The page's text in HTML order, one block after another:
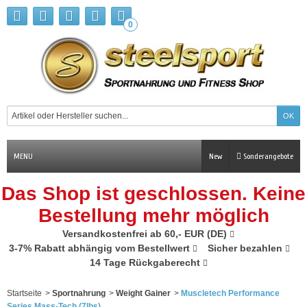
0
MENU Sonderangebote
New
Das Shop ist geschlossen. Keine
Bestellung mehr möglich
Versandkostenfrei ab 60,- EUR (DE)
3-7% Rabatt abhängig vom Bestellwert
Sicher bezahlen
14 Tage Rückgaberecht
Startseite > Sportnahrung > Weight Gainer > Muscletech Performance